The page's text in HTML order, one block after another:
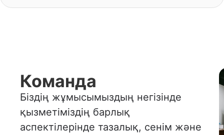
Команда
Біздің жұмысымыздың негізінде
қызметіміздің барлық
аспектілерінде тазалық, сенім және